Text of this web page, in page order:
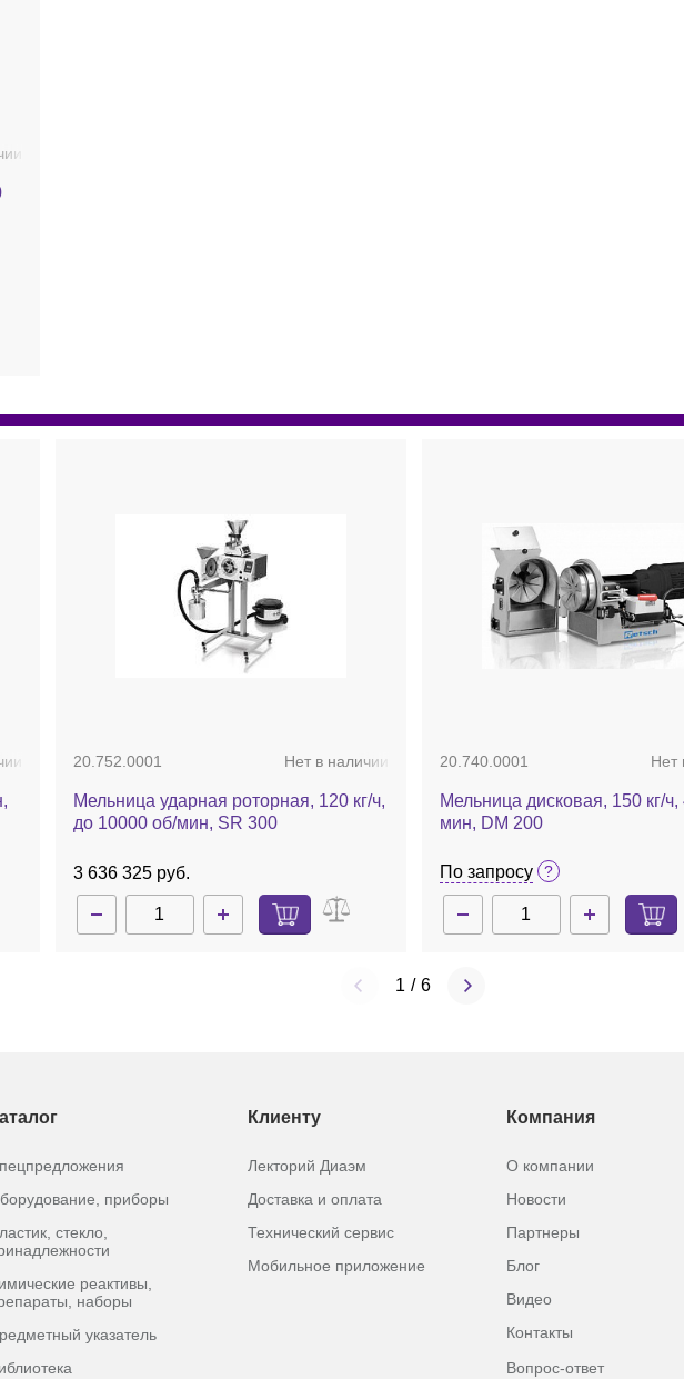
20.752.0001 Нет в наличии
Мельница ударная роторная, 120 кг/ч,
до 10000 об/мин, SR 300
3 636 325 руб.
20.740.0001 Нет
Мельница дисковая, 150 кг/
мин, DM 200
По запросу
1 / 6
приборы
стекло,
реактивы,
наборы
указатель
Клиенту
Лекторий Диаэм
Доставка и оплата
Технический сервис
Мобильное приложение
Компания
О компании
Новости
Партнеры
Блог
Видео
Контакты
Вопрос-ответ